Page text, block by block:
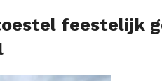
feestelijk